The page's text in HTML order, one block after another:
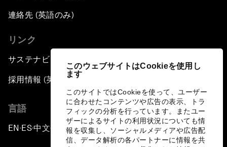
このウェブサイトはCookieを使用し
ます
このサイトではCookieを使って、ユーザー
に合わせたコンテンツや広告の表示、トラ
フィックの分析を行っています。またユー
ザーによるサイトの利用状況についても情
報を収集し、ソーシャルメディアや広告配
信、データ解析の各パートナーに情報を共
連絡先 (英語のみ)
リンク
サステナビリティへの取り組み
採用情報 (英語のみ)
言語
EN ▪ES▪中文▪ 日本語